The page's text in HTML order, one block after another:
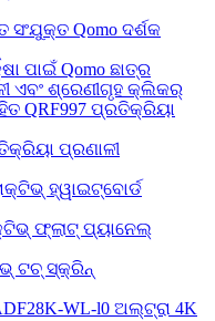
Qomo ଦର୍ଶକ
ପାଇଁ Qomo ଛାତ୍ର
ଏବଂ ଶ୍ରେଣୀଗୃହ କ୍ଲିକର୍
QRF997 ପ୍ରତିକ୍ରିୟା
ପ୍ରଣାଳୀ
ହ୍ୱାଇଟ୍‌ବୋର୍ଡ
ଫ୍ଲାଟ୍ ପ୍ୟାନେଲ୍
ଟଚ୍ ସ୍କ୍ରିନ୍
WL-l0 ​​ଅଲ୍ଟ୍ରା 4K